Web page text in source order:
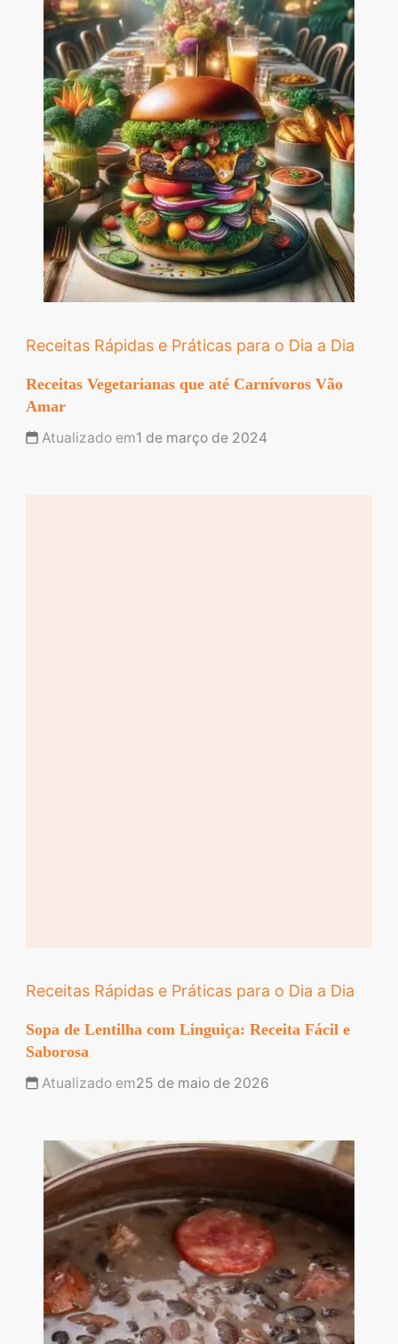
Receitas Rápidas e Práticas para o Dia a Dia
Receitas Vegetarianas que até Carnívoros Vão
Amar
Atualizado em1 de março de 2024
Receitas Rápidas e Práticas para o Dia a Dia
Sopa de Lentilha com Linguiça: Receita Fácil e
Saborosa
Atualizado em25 de maio de 2026